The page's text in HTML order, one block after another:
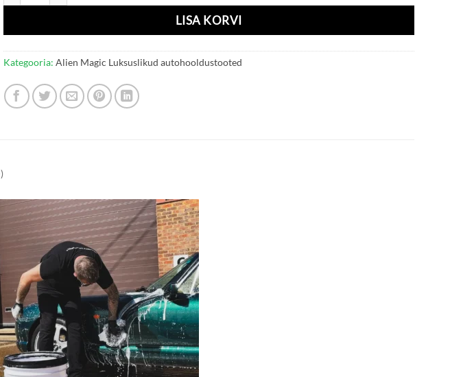
LISA KORVI
Kategooria: Alien Magic Luksuslikud autohooldustooted